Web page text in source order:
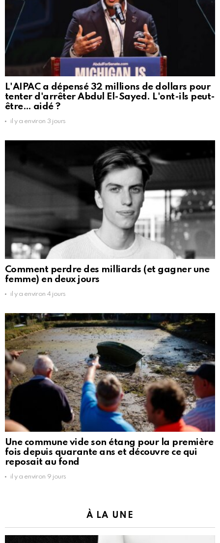
L'AIPAC a dépensé 32 millions de dollars pour
tenter d'arrêter Abdul El-Sayed. L'ont-ils peut-
être… aidé ?
il y a environ 3 jours
Comment perdre des milliards (et gagner une
femme) en deux jours
il y a environ 4 jours
Une commune vide son étang pour la première
fois depuis quarante ans et découvre ce qui
reposait au fond
il y a environ 9 jours
À LA UNE